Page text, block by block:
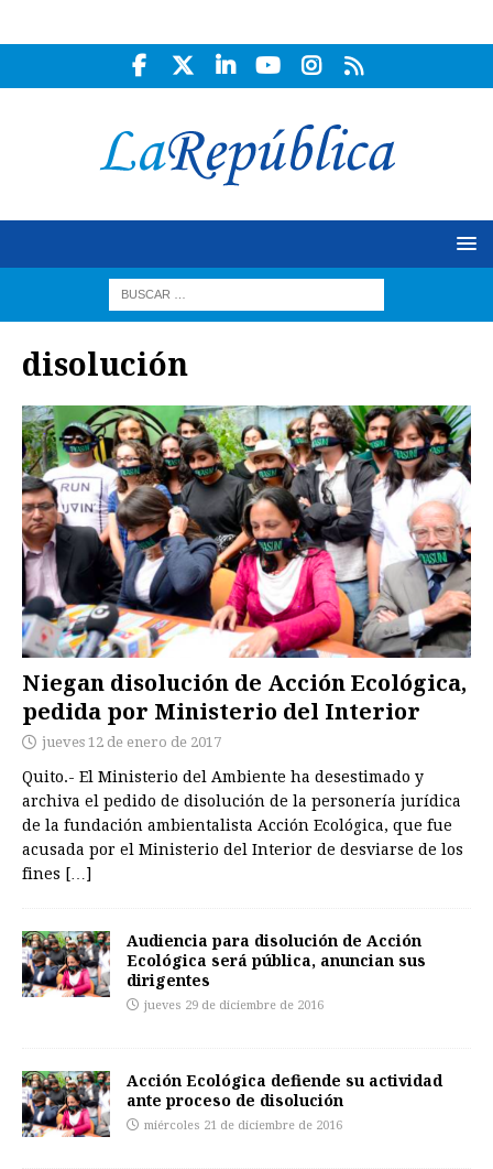
disolución
Niegan disolución de Acción Ecológica,
pedida por Ministerio del Interior
jueves 12 de enero de 2017
Quito.- El Ministerio del Ambiente ha desestimado y
archiva el pedido de disolución de la personería jurídica
de la fundación ambientalista Acción Ecológica, que fue
acusada por el Ministerio del Interior de desviarse de los
fines […]
Audiencia para disolución de Acción
Ecológica será pública, anuncian sus
dirigentes
jueves 29 de diciembre de 2016
Acción Ecológica defiende su actividad
ante proceso de disolución
miércoles 21 de diciembre de 2016